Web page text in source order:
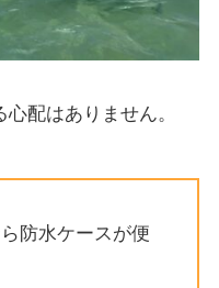
配はありません。
防水ケースが便